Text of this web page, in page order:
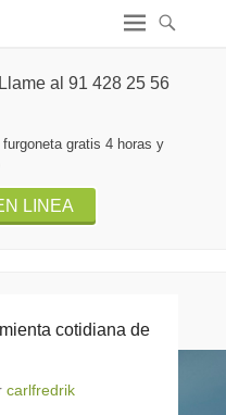
al 91 428 25 56
gratis 4 horas y
LINEA
cotidiana de
carlfredrik